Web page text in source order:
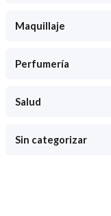
Maquillaje
Perfumería
Salud
Sin categorizar